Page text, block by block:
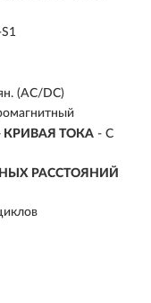
(AC/DC)
КРИВАЯ ТОКА - C
РАССТОЯНИЙ